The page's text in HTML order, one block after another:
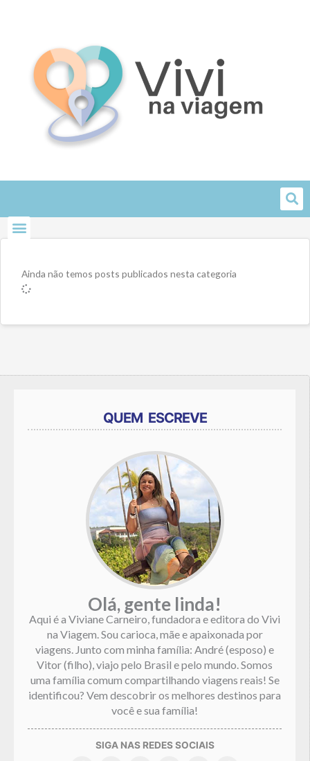
Ainda não temos posts publicados nesta categoria
QUEM ESCREVE
Olá, gente linda!
Aqui é a Viviane Carneiro, fundadora e editora do Vivi
na Viagem. Sou carioca, mãe e apaixonada por
viagens. Junto com minha família: André (esposo) e
Vitor (filho), viajo pelo Brasil e pelo mundo. Somos
uma família comum compartilhando viagens reais! Se
identificou? Vem descobrir os melhores destinos para
você e sua família!